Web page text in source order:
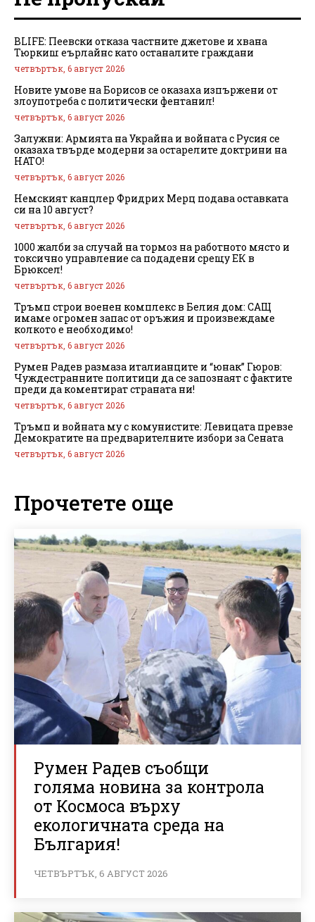
BLIFE: Пеевски отказа частните джетове и хвана
Тюркиш еърлайнс като останалите граждани
четвъртък, 6 август 2026
Новите умове на Борисов се оказаха изпържени от
злоупотреба с политически фентанил!
четвъртък, 6 август 2026
Залужни: Армията на Украйна и войната с Русия се
оказаха твърде модерни за остарелите доктрини на
НАТО!
четвъртък, 6 август 2026
Немският канцлер Фридрих Мерц подава оставката
си на 10 август?
четвъртък, 6 август 2026
1000 жалби за случай на тормоз на работното място и
токсично управление са подадени срещу ЕК в
Брюксел!
четвъртък, 6 август 2026
Тръмп строи военен комплекс в Белия дом: САЩ
имаме огромен запас от оръжия и произвеждаме
колкото е необходимо!
четвъртък, 6 август 2026
Румен Радев размаза италианците и “юнак” Гюров:
Чуждестранните политици да се запознаят с фактите
преди да коментират страната ни!
четвъртък, 6 август 2026
Тръмп и войната му с комунистите: Левицата превзе
Демократите на предварителните избори за Сената
четвъртък, 6 август 2026
Прочетете още
Румен Радев съобщи
голяма новина за контрола
от Космоса върху
екологичната среда на
България!
ЧЕТВЪРТЪК, 6 АВГУСТ 2026